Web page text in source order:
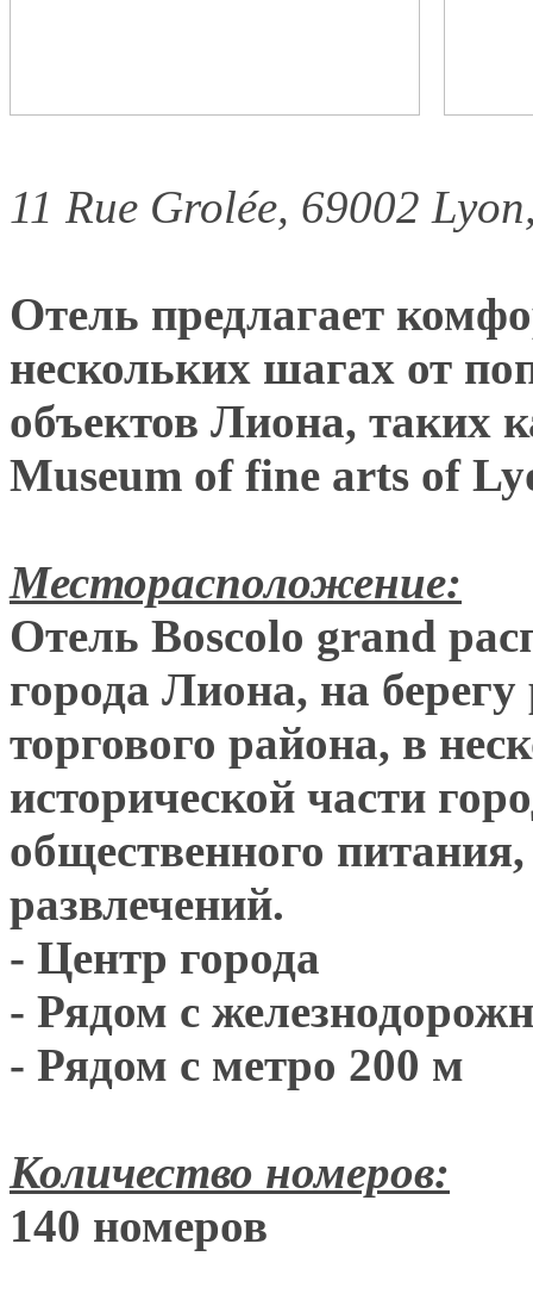
11 Rue Grolée, 69002
Отель предлагает
нескольких шагах от
объектов Лиона, таких
Museum of fine arts of
Месторасположение:
Отель Boscolo grand
города Лиона, на
торгового района, в
исторической части
общественного
развлечений.
- Центр города
- Рядом с
- Рядом с метро 200 м
Количество номеров:
140 номеров